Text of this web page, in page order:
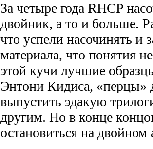
За четыре года RHCP
двойник, а то и больше.
что успели насочинять и
материала, что понятия
этой кучи лучшие
Энтони Кидиса, «перцы»
выпустить эдакую
другим. Но в конце
остановиться на двойном